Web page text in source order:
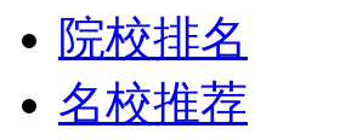
院校排名
名校推荐